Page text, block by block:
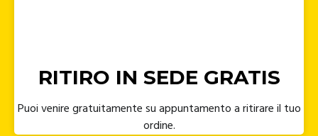
RITIRO IN SEDE GRATIS
Puoi venire gratuitamente su appuntamento a ritirare il tuo
ordine.